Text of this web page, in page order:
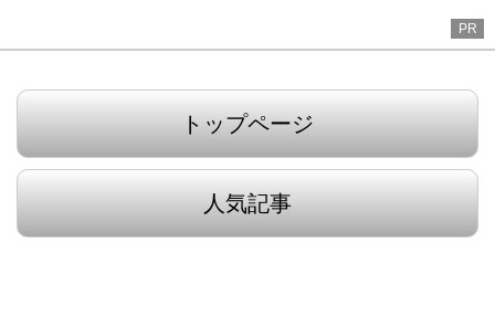
PR
トップページ
人気記事